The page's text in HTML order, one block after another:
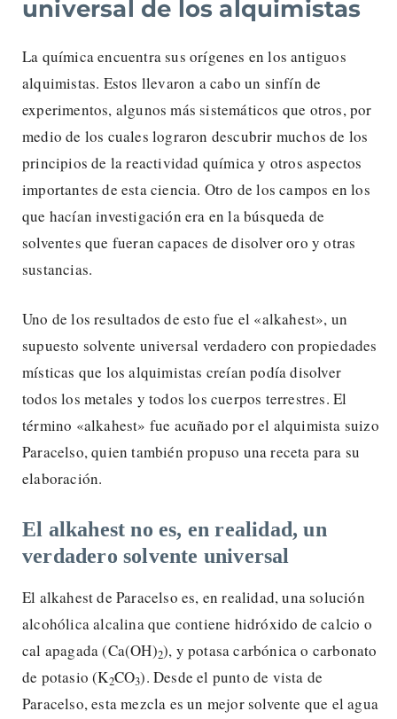
universal de los alquimistas
La química encuentra sus orígenes en los antiguos
alquimistas. Estos llevaron a cabo un sinfín de
experimentos, algunos más sistemáticos que otros, por
medio de los cuales lograron descubrir muchos de los
principios de la reactividad química y otros aspectos
importantes de esta ciencia. Otro de los campos en los
que hacían investigación era en la búsqueda de
solventes que fueran capaces de disolver oro y otras
sustancias.
Uno de los resultados de esto fue el «alkahest», un
supuesto solvente universal verdadero con propiedades
místicas que los alquimistas creían podía disolver
todos los metales y todos los cuerpos terrestres. El
término «alkahest» fue acuñado por el alquimista suizo
Paracelso, quien también propuso una receta para su
elaboración.
El alkahest no es, en realidad, un
verdadero solvente universal
El alkahest de Paracelso es, en realidad, una solución
alcohólica alcalina que contiene hidróxido de calcio o
cal apagada (Ca(OH)2), y potasa carbónica o carbonato
de potasio (K2CO3). Desde el punto de vista de
Paracelso, esta mezcla es un mejor solvente que el agua